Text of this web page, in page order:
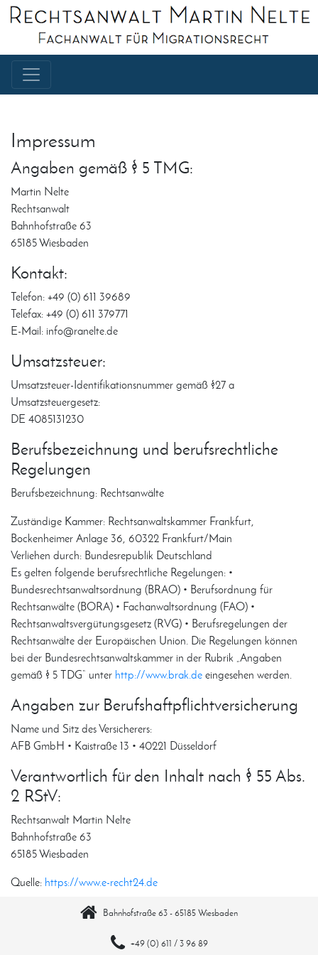
Impressum
Angaben gemäß § 5 TMG:
Martin Nelte
Rechtsanwalt
Bahnhofstraße 63
65185 Wiesbaden
Kontakt:
Telefon: +49 (0) 611 39689
Telefax: +49 (0) 611 379771
E-Mail: info@ranelte.de
Umsatzsteuer:
Umsatzsteuer-Identifikationsnummer gemäß §27 a
Umsatzsteuergesetz:
DE 4085131230
Berufsbezeichnung und berufsrechtliche
Regelungen
Berufsbezeichnung: Rechtsanwälte
Zuständige Kammer: Rechtsanwaltskammer Frankfurt,
Bockenheimer Anlage 36, 60322 Frankfurt/Main
Verliehen durch: Bundesrepublik Deutschland
Es gelten folgende berufsrechtliche Regelungen: •
Bundesrechtsanwaltsordnung (BRAO) • Berufsordnung für
Rechtsanwälte (BORA) • Fachanwaltsordnung (FAO) •
Rechtsanwaltsvergütungsgesetz (RVG) • Berufsregelungen der
Rechtsanwälte der Europäischen Union. Die Regelungen können
bei der Bundesrechtsanwaltskammer in der Rubrik „Angaben
gemäß § 5 TDG“ unter http://www.brak.de eingesehen werden.
Angaben zur Berufshaftpflichtversicherung
Name und Sitz des Versicherers:
AFB GmbH • Kaistraße 13 • 40221 Düsseldorf
Verantwortlich für den Inhalt nach § 55 Abs.
2 RStV:
Rechtsanwalt Martin Nelte
Bahnhofstraße 63
65185 Wiesbaden
Quelle: https://www.e-recht24.de
Bahnhofstraße 63 - 65185 Wiesbaden
+49 (0) 611 / 3 96 89